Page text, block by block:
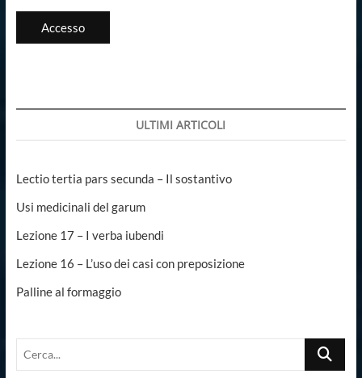
Accesso
ULTIMI ARTICOLI
Lectio tertia pars secunda – Il sostantivo
Usi medicinali del garum
Lezione 17 – I verba iubendi
Lezione 16 – L’uso dei casi con preposizione
Palline al formaggio
Cerca...